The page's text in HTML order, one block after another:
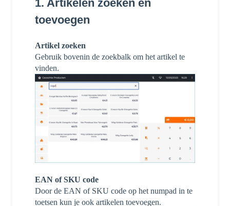
1. Artikelen zoeken en
toevoegen
Artikel zoeken
Gebruik bovenin de zoekbalk om het artikel te
vinden.
EAN of SKU code
Door de EAN of SKU code op het numpad in te
toetsen kun je ook artikelen toevoegen.